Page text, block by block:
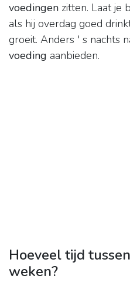
voedingen zitten. Laat je
als hij overdag goed
groeit. Anders ' s nachts
voeding aanbieden.
Hoeveel tijd
weken?